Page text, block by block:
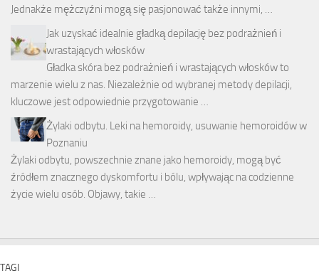
Jednakże mężczyźni mogą się pasjonować także innymi, …
Jak uzyskać idealnie gładką depilację bez podrażnień i
wrastających włosków
Gładka skóra bez podrażnień i wrastających włosków to
marzenie wielu z nas. Niezależnie od wybranej metody depilacji,
kluczowe jest odpowiednie przygotowanie …
Żylaki odbytu. Leki na hemoroidy, usuwanie hemoroidów w
Poznaniu
Żylaki odbytu, powszechnie znane jako hemoroidy, mogą być
źródłem znacznego dyskomfortu i bólu, wpływając na codzienne
życie wielu osób. Objawy, takie …
TAGI